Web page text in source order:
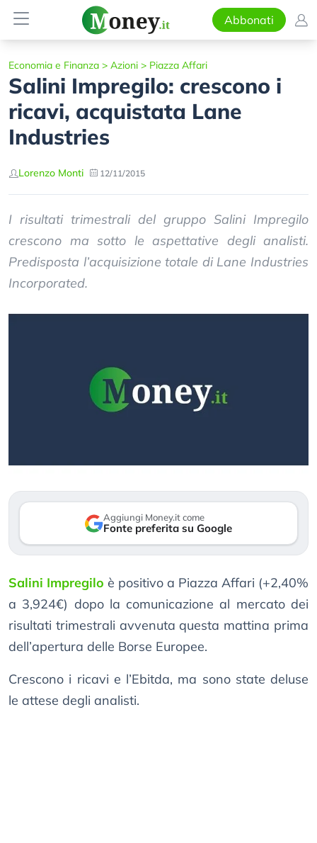
Abbonati
Economia e Finanza > Azioni > Piazza Affari
Salini Impregilo: crescono i
ricavi, acquistata Lane
Industries
Lorenzo Monti 12/11/2015
I risultati trimestrali del gruppo Salini Impregilo
crescono ma sotto le aspettative degli analisti.
Predisposta l’acquisizione totale di Lane Industries
Incorporated.
Aggiungi Money.it come
Fonte preferita su Google
Salini Impregilo è positivo a Piazza Affari (+2,40%
a 3,924€) dopo la comunicazione al mercato dei
risultati trimestrali avvenuta questa mattina prima
dell’apertura delle Borse Europee.
Crescono i ricavi e l’Ebitda, ma sono state deluse
le attese degli analisti.